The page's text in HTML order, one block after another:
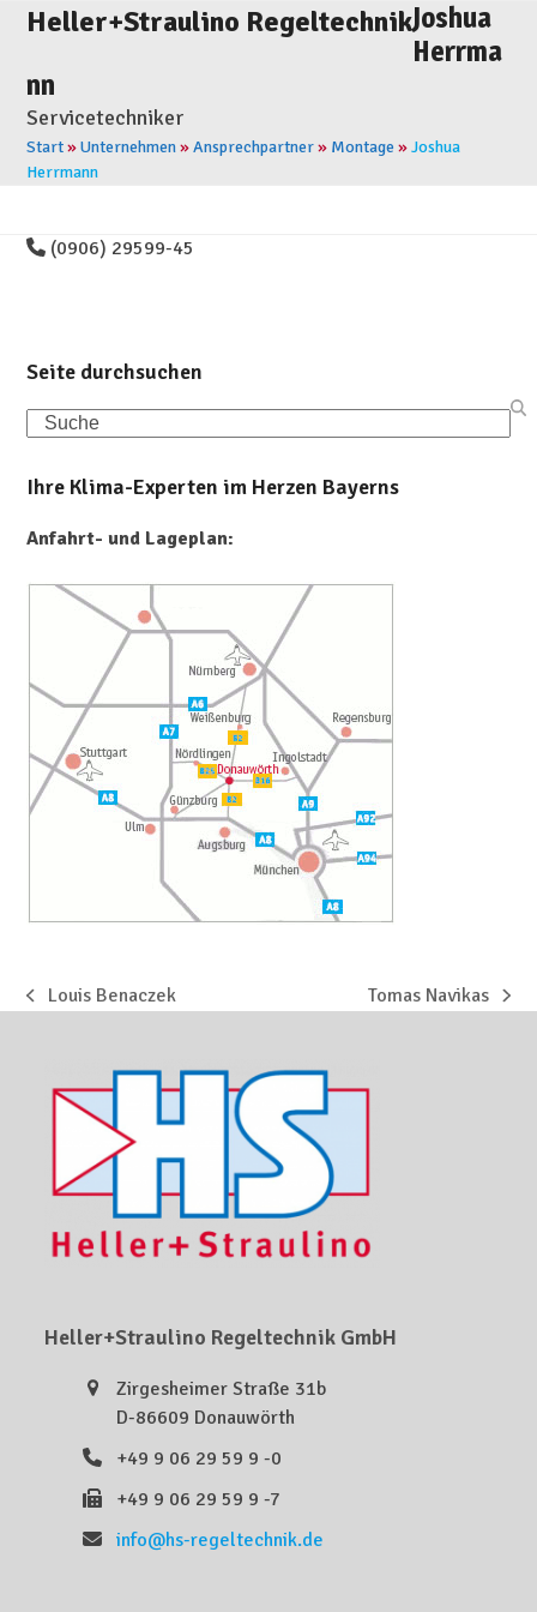
SkipHeller+Straulino Regeltechnik
Open
menu
Close
menu
Joshua
Herrma
nn
Servicetechniker
Start»Unternehmen»Ansprechpartner» Montage »Joshua
Herrmann
(0906) 29599-45
Seite durchsuchen
Search
Ihre Klima-Experten im Herzen Bayerns
Anfahrt- und Lageplan:
vorheriger
Louis Benaczek
Nächster
Tomas Navikas
Heller+Straulino Regeltechnik GmbH
Zirgesheimer Straße 31b
D-86609 Donauwörth
+49 9 06 29 59 9 -0
+49 9 06 29 59 9 -7
info@hs-regeltechnik.de